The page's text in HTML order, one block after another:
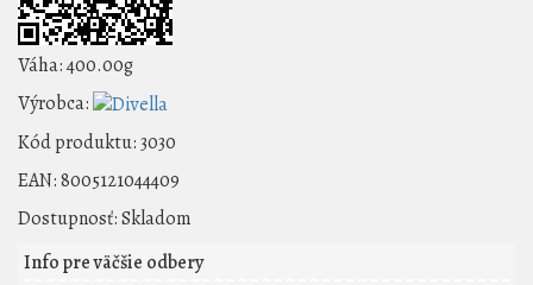
Váha:400.00g
Výrobca:
Kód produktu:3030
EAN:8005121044409
Dostupnosť:Skladom
Info pre väčšie odbery